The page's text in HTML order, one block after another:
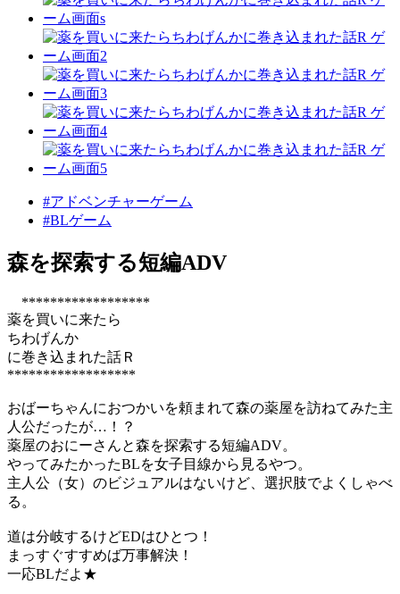
#アドベンチャーゲーム
#BLゲーム
森を探索する短編ADV
******************
薬を買いに来たら
ちわげんか
に巻き込まれた話Ｒ
******************
おばーちゃんにおつかいを頼まれて森の薬屋を訪ねてみた主
人公だったが…！？
薬屋のおにーさんと森を探索する短編ADV。
やってみたかったBLを女子目線から見るやつ。
主人公（女）のビジュアルはないけど、選択肢でよくしゃべ
る。
道は分岐するけどEDはひとつ！
まっすぐすすめば万事解決！
一応BLだよ★